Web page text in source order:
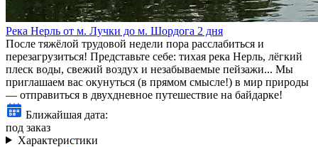
Река Нерль от м. Лучки до м. Шордога 2 дня
После тяжёлой трудовой недели пора расслабиться и
перезагрузиться! Представьте себе: тихая река Нерль, лёгкий
плеск воды, свежий воздух и незабываемые пейзажи... Мы
приглашаем вас окунуться (в прямом смысле!) в мир природы
— отправиться в двухдневное путешествие на байдарке!
Ближайшая дата:
под заказ
Характеристики